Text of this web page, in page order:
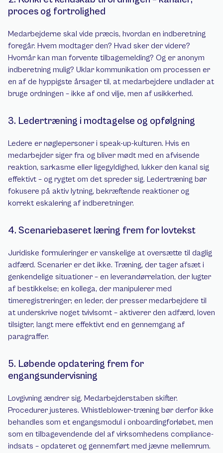
proces og fortrolighed
Medarbejderne skal vide præcis, hvordan en indberetning
foregår. Hvem modtager den? Hvad sker der videre?
Hvornår kan man forvente tilbagemelding? Og er anonym
indberetning mulig? Uklar kommunikation om processen er
en af de hyppigste årsager til, at medarbejdere undlader at
bruge ordningen – ikke af ond vilje, men af usikkerhed.
3. Ledertræning i modtagelse og opfølgning
Ledere er nøglepersoner i speak-up-kulturen. Hvis en
medarbejder siger fra og bliver mødt med en afvisende
reaktion, sarkasme eller ligegyldighed, lukker den kanal sig
effektivt – og rygtet om det spreder sig. Ledertræning bør
fokusere på aktiv lytning, bekræftende reaktioner og
korrekt eskalering af indberetninger.
4. Scenariebaseret læring frem for lovtekst
Juridiske formuleringer er vanskelige at oversætte til daglig
adfærd. Scenarier er det ikke. Træning, der tager afsæt i
genkendelige situationer – en leverandørrelation, der lugter
af bestikkelse; en kollega, der manipulerer med
timeregistreringer; en leder, der presser medarbejdere til
at underskrive noget tvivlsomt – aktiverer den adfærd, loven
tilsigter, langt mere effektivt end en gennemgang af
paragraffer.
5. Løbende opdatering frem for
engangsundervisning
Lovgivning ændrer sig. Medarbejderstaben skifter.
Procedurer justeres. Whistleblower-træning bør derfor ikke
behandles som et engangsmodul i onboardingforløbet, men
som en tilbagevendende del af virksomhedens compliance-
indsats – opdateret og gennemført med jævne mellemrum.